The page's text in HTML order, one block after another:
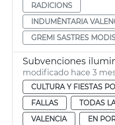
RADICIONS
INDUMÈNTARIA
GREMI SASTRES
modificado hace 3
CULTURA Y FIESTAS
FALLAS
TODAS
VALENCIA
EN